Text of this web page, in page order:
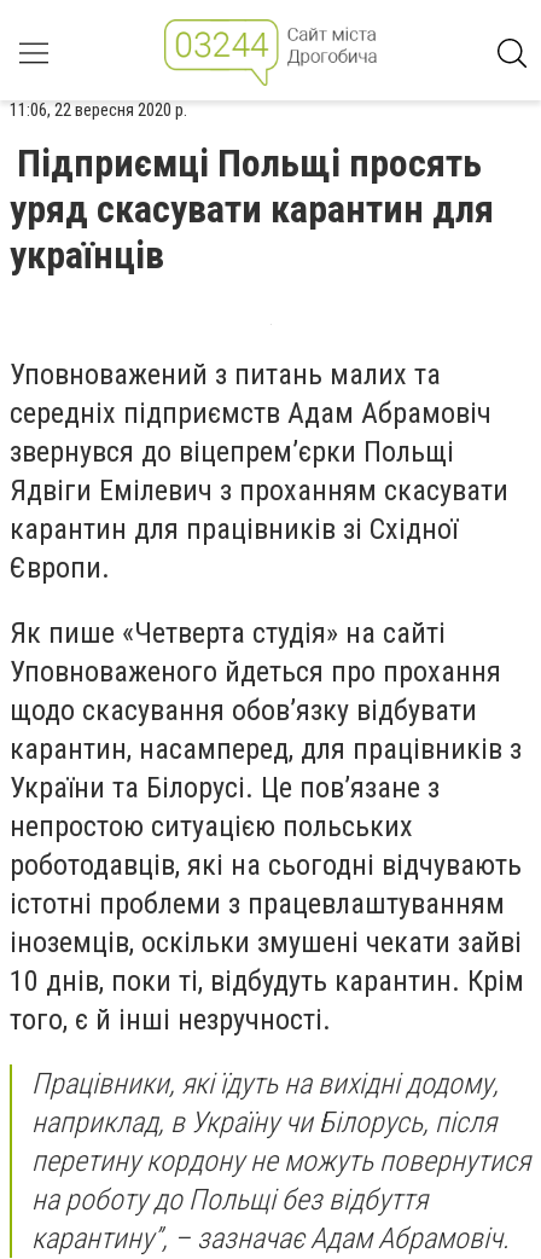
11:06, 22 вересня 2020 р.
Підприємці Польщі просять
уряд скасувати карантин для
українців
Уповноважений з питань малих та
середніх підприємств Адам Абрамовіч
звернувся до віцепрем’єрки Польщі
Ядвіги Емілевич з проханням скасувати
карантин для працівників зі Східної
Європи.
Як пише «Четверта студія» на сайті
Уповноваженого йдеться про прохання
щодо скасування обов’язку відбувати
карантин, насамперед, для працівників з
України та Білорусі. Це пов’язане з
непростою ситуацією польських
роботодавців, які на сьогодні відчувають
істотні проблеми з працевлаштуванням
іноземців, оскільки змушені чекати зайві
10 днів, поки ті, відбудуть карантин. Крім
того, є й інші незручності.
Працівники, які їдуть на вихідні додому,
наприклад, в Україну чи Білорусь, після
перетину кордону не можуть повернутися
на роботу до Польщі без відбуття
карантину”, – зазначає Адам Абрамовіч.